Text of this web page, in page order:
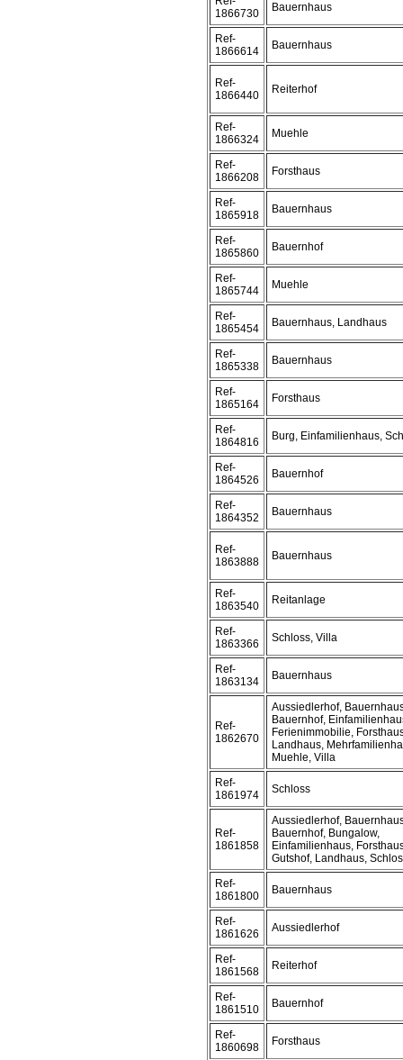
1866730
Bauernhaus
Ref-
1866614
Bauernhaus
Ref-
1866440
Reiterhof
Ref-
1866324
Muehle
Ref-
1866208
Forsthaus
Ref-
1865918
Bauernhaus
Ref-
1865860
Bauernhof
Ref-
1865744
Muehle
Ref-
1865454
Bauernhaus, Landhaus
Ref-
1865338
Bauernhaus
Ref-
1865164
Forsthaus
Ref-
1864816
Burg, Einfamilienhaus,
Ref-
1864526
Bauernhof
Ref-
1864352
Bauernhaus
Ref-
1863888
Bauernhaus
Ref-
1863540
Reitanlage
Ref-
1863366
Schloss, Villa
Ref-
1863134
Bauernhaus
Ref-
1862670
Aussiedlerhof,
Bauernhof,
Ferienimmobilie,
Landhaus,
Muehle, Villa
Ref-
1861974
Schloss
Ref-
1861858
Aussiedlerhof,
Bauernhof, Bungalow,
Einfamilienhaus,
Gutshof, Landhaus,
Ref-
1861800
Bauernhaus
Ref-
1861626
Aussiedlerhof
Ref-
1861568
Reiterhof
Ref-
1861510
Bauernhof
Ref-
1860698
Forsthaus